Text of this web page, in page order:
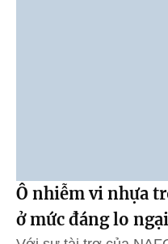
Ô nhiễm vi nhựa
ở mức đáng lo